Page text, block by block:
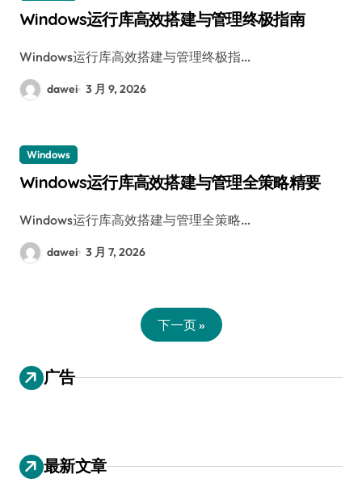
Windows运行库高效搭建与管理终极指南
Windows运行库高效搭建与管理终极指…
dawei 3 月 9, 2026
Windows
Windows运行库高效搭建与管理全策略精要
Windows运行库高效搭建与管理全策略…
dawei 3 月 7, 2026
下一页 »
广告
最新文章